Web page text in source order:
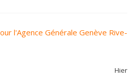
l'Agence Générale Genève Rive-
Hier